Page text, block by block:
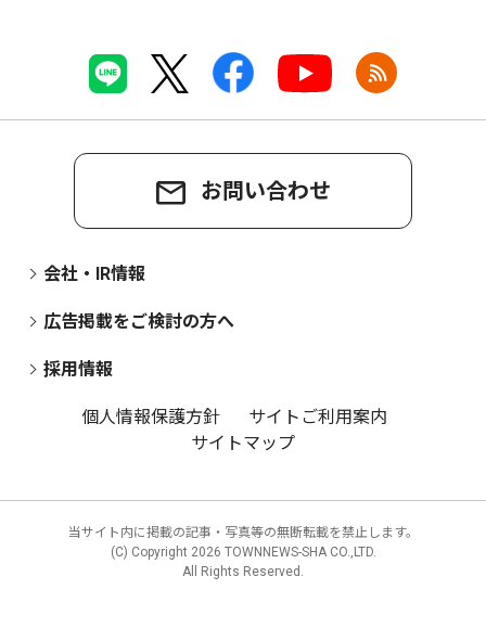
お問い合わせ
会社・IR情報
広告掲載をご検討の方へ
採用情報
個人情報保護方針
サイトご利用案内
サイトマップ
当サイト内に掲載の記事・写真等の無断転載を禁止します。
(C) Copyright 2026 TOWNNEWS-SHA CO.,LTD.
All Rights Reserved.